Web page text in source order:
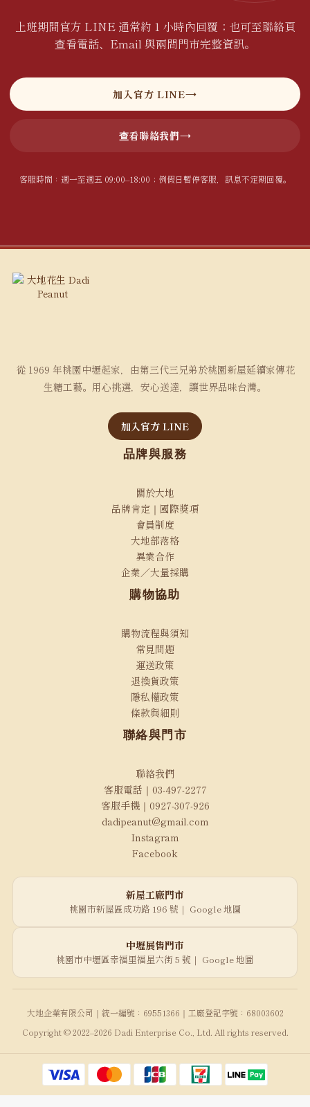
上班期間官方 LINE 通常約 1 小時內回覆；也可至聯絡頁
查看電話、Email 與兩間門市完整資訊。
加入官方 LINE
查看聯絡我們
客服時間：週一至週五 09:00–18:00；例假日暫停客服，訊息不定期回覆。
從 1969 年桃園中壢起家，由第三代三兄弟於桃園新屋延續家傳花
生糖工藝。用心挑選，安心送達，讓世界品味台灣。
加入官方 LINE
品牌與服務
關於大地
品牌肯定｜國際獎項
會員制度
大地部落格
異業合作
企業／大量採購
購物協助
購物流程與須知
常見問題
運送政策
退換貨政策
隱私權政策
條款與細則
聯絡與門市
聯絡我們
客服電話｜03-497-2277
客服手機｜0927-307-926
dadipeanut@gmail.com
Instagram
Facebook
新屋工廠門市
桃園市新屋區成功路 196 號｜ Google 地圖
中壢展售門市
桃園市中壢區幸福里福星六街 5 號｜ Google 地圖
大地企業有限公司｜統一編號：69551366｜工廠登記字號：68003602
Copyright © 2022–2026 Dadi Enterprise Co., Ltd. All rights reserved.